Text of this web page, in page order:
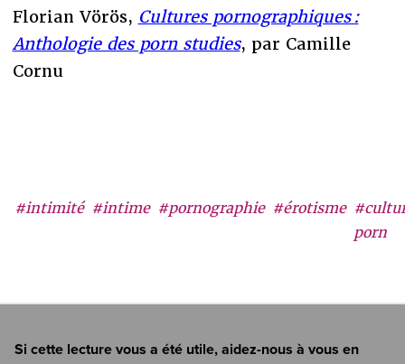
#intimité #intime #pornographie #érotisme
porn
Florian Vörös, Cultures pornographiques :
Anthologie des porn studies, par Camille
Cornu
Si cette lecture vous a été utile, aidez-nous à vous en